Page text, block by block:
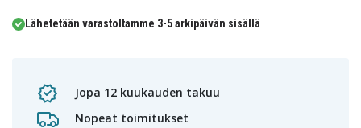
Lähetetään varastoltamme 3-5 arkipäivän sisällä
Jopa 12 kuukauden takuu
Nopeat toimitukset